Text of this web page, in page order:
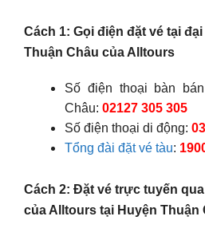
Cách 1: Gọi điện đặt vé tại
Thuận Châu của Alltours
Số điện thoại bàn
Châu: 02127 305 305
Số điện thoại di động:
Tổng đài đặt vé tàu:
Cách 2: Đặt vé trực tuyến qua
của Alltours tại Huyện Thuận